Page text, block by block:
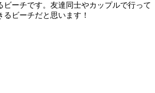
ーチです。友達同士やカップルで行って
ビーチだと思います！